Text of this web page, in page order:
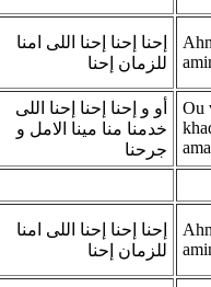
إحنا إحنا إحنا اللى امنا
للزمان إحنا
أو و إحنا إحنا إحنا اللى
خدمنا منا مينا الامل و
جرحنا
Ou
إحنا إحنا إحنا اللى امنا
للزمان إحنا